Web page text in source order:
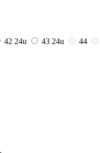
42 24u 43 24u
44